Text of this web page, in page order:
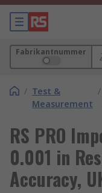
Fabrikantnummer
/ Test &
Measurement
/
RS PRO
0.001 in
Accuracy,